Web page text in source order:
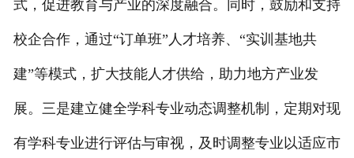
式，促进教育与产业的深度融合。同时，鼓励和支持
校企合作，通过“订单班”人才培养、“实训基地共
建”等模式，扩大技能人才供给，助力地方产业发
展。三是建立健全学科专业动态调整机制，定期对现
有学科专业进行评估与审视，及时调整专业以适应市